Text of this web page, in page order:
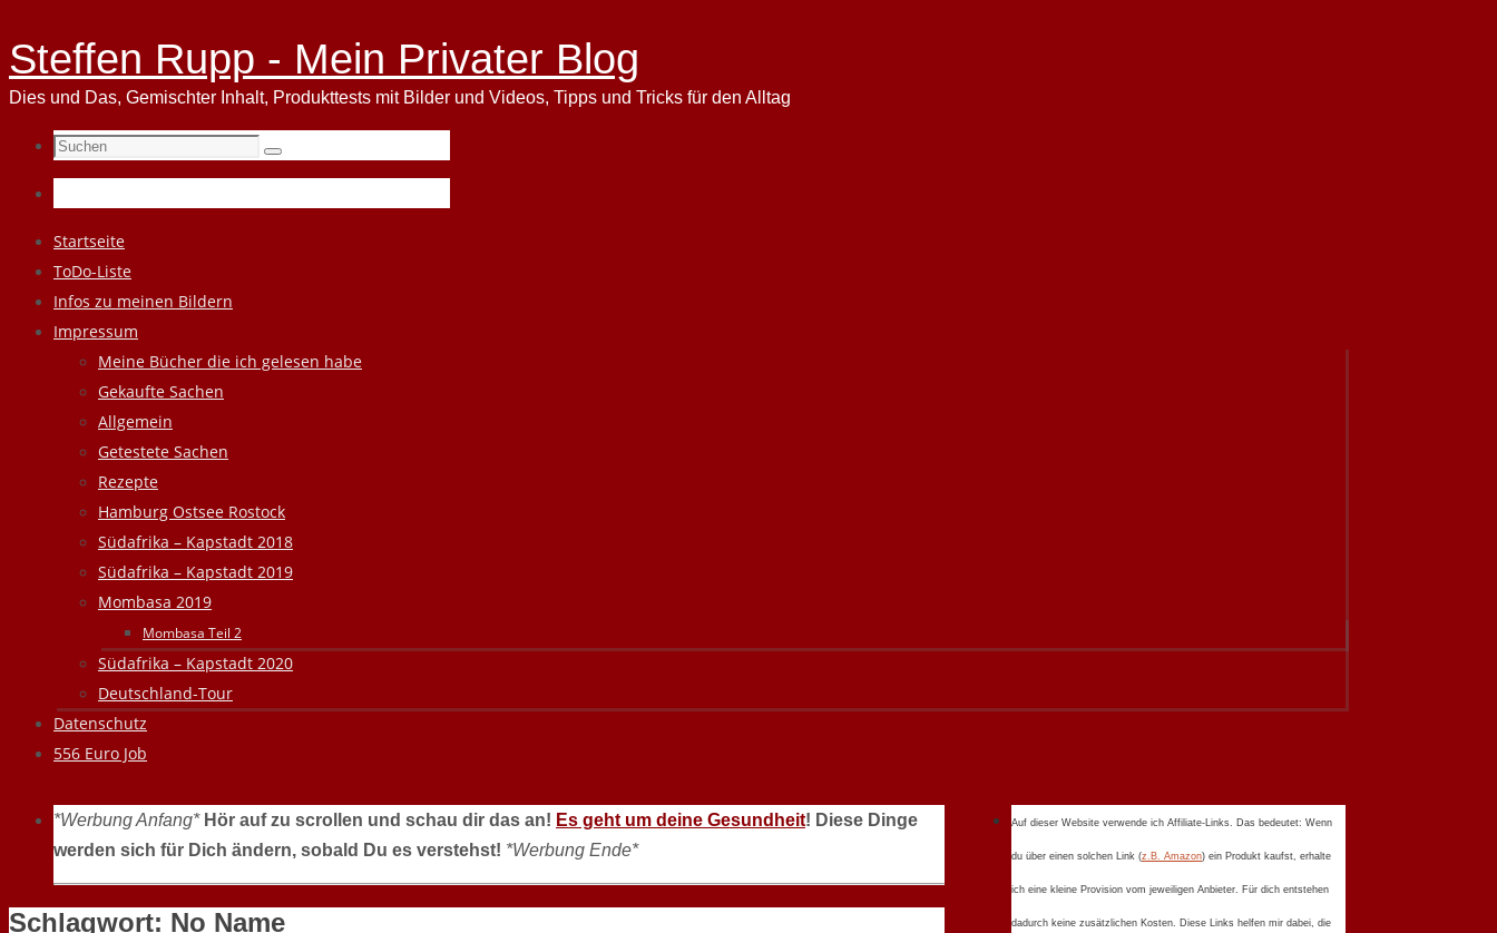
Steffen Rupp - Mein Privater Blog
Dies und Das, Gemischter Inhalt, Produkttests mit Bilder und Videos, Tipps und Tricks für den Alltag
Suchen
nach:
Suchen
Zum
Inhalt
springen
Startseite
ToDo-Liste
Infos zu meinen Bildern
Impressum
Meine Bücher die ich gelesen habe
Gekaufte Sachen
Allgemein
Getestete Sachen
Rezepte
Hamburg Ostsee Rostock
Südafrika – Kapstadt 2018
Südafrika – Kapstadt 2019
Mombasa 2019
Mombasa Teil 2
Südafrika – Kapstadt 2020
Deutschland-Tour
Datenschutz
556 Euro Job
*Werbung Anfang* Hör auf zu scrollen und schau dir das an! Es geht um deine Gesundheit! Diese Dinge
werden sich für Dich ändern, sobald Du es verstehst! *Werbung Ende*
Schlagwort: No Name
Auf dieser Website verwende ich Affiliate-Links. Das bedeutet: Wenn
du über einen solchen Link (z.B. Amazon) ein Produkt kaufst, erhalte
ich eine kleine Provision vom jeweiligen Anbieter. Für dich entstehen
dadurch keine zusätzlichen Kosten. Diese Links helfen mir dabei, die